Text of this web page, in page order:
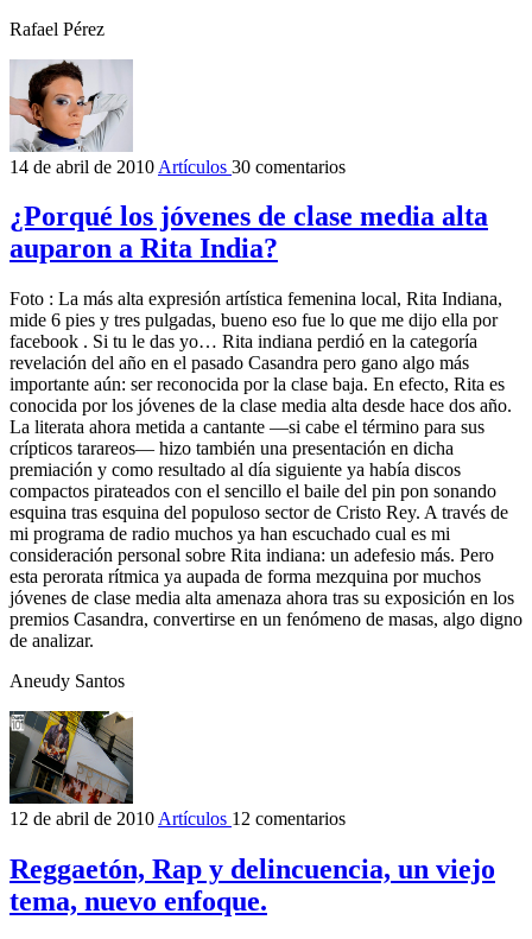
Rafael Pérez
14 de abril de 2010 Artículos 30 comentarios
¿Porqué los jóvenes de clase media alta
auparon a Rita India?
Foto : La más alta expresión artística femenina local, Rita Indiana,
mide 6 pies y tres pulgadas, bueno eso fue lo que me dijo ella por
facebook . Si tu le das yo… Rita indiana perdió en la categoría
revelación del año en el pasado Casandra pero gano algo más
importante aún: ser reconocida por la clase baja. En efecto, Rita es
conocida por los jóvenes de la clase media alta desde hace dos año.
La literata ahora metida a cantante ―si cabe el término para sus
crípticos tarareos― hizo también una presentación en dicha
premiación y como resultado al día siguiente ya había discos
compactos pirateados con el sencillo el baile del pin pon sonando
esquina tras esquina del populoso sector de Cristo Rey. A través de
mi programa de radio muchos ya han escuchado cual es mi
consideración personal sobre Rita indiana: un adefesio más. Pero
esta perorata rítmica ya aupada de forma mezquina por muchos
jóvenes de clase media alta amenaza ahora tras su exposición en los
premios Casandra, convertirse en un fenómeno de masas, algo digno
de analizar.
Aneudy Santos
12 de abril de 2010 Artículos 12 comentarios
Reggaetón, Rap y delincuencia, un viejo
tema, nuevo enfoque.